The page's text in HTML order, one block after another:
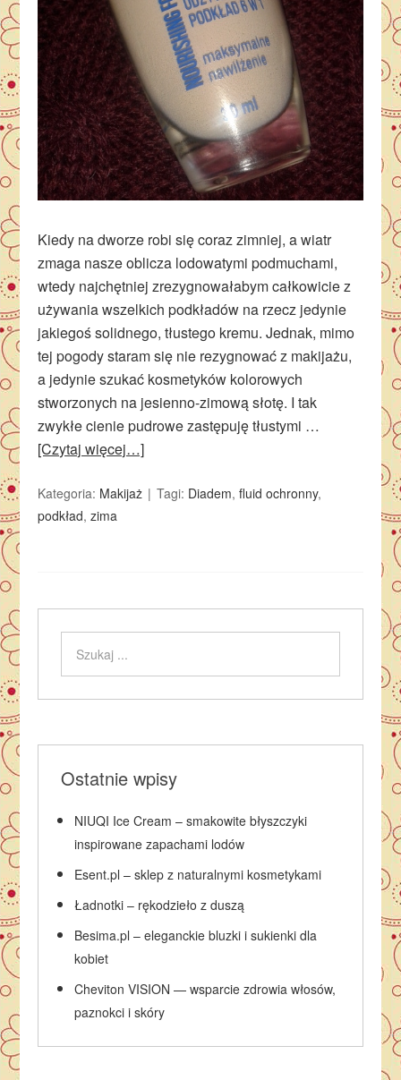
Kiedy na dworze robi się coraz zimniej, a wiatr
zmaga nasze oblicza lodowatymi podmuchami,
wtedy najchętniej zrezygnowałabym całkowicie z
używania wszelkich podkładów na rzecz jedynie
jakiegoś solidnego, tłustego kremu. Jednak, mimo
tej pogody staram się nie rezygnować z makijażu,
a jedynie szukać kosmetyków kolorowych
stworzonych na jesienno-zimową słotę. I tak
zwykłe cienie pudrowe zastępuję tłustymi …
[Czytaj więcej…]
Kategoria: Makijaż Tagi: Diadem,fluid ochronny,
podkład,zima
Ostatnie wpisy
NIUQI Ice Cream – smakowite błyszczyki
inspirowane zapachami lodów
Esent.pl – sklep z naturalnymi kosmetykami
Ładnotki – rękodzieło z duszą
Besima.pl – eleganckie bluzki i sukienki dla
kobiet
Cheviton VISION — wsparcie zdrowia włosów,
paznokci i skóry